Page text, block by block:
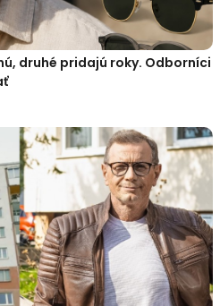
druhé pridajú roky. Odborníci